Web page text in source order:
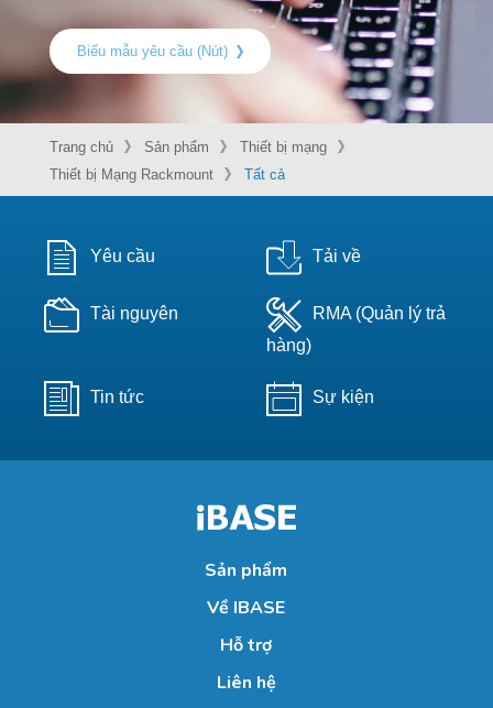
Biểu mẫu yêu cầu (Nút)
Trang chủ Sản phẩm
Thiết bị mạng
Thiết bị Mạng Rackmount
Tất cả
Yêu cầu Tải về
Tài nguyên
RMA (Quản lý trả
hàng)
Tin tức Sự kiện
Sản phẩm
Về IBASE
Hỗ trợ
Liên hệ